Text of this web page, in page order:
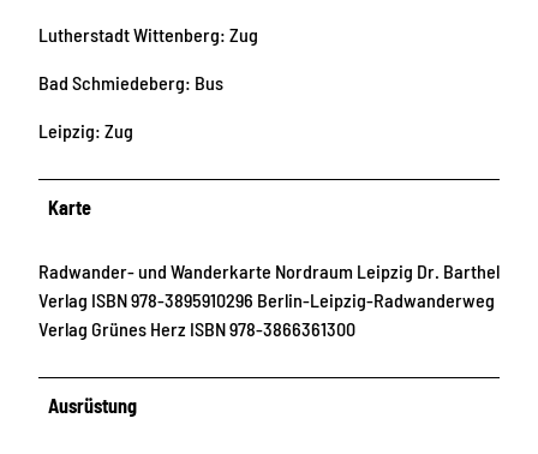
Lutherstadt Wittenberg: Zug
Bad Schmiedeberg: Bus
Leipzig: Zug
Karte
Radwander- und Wanderkarte Nordraum Leipzig Dr. Barthel
Verlag ISBN 978-3895910296 Berlin-Leipzig-Radwanderweg
Verlag Grünes Herz ISBN 978-3866361300
Ausrüstung